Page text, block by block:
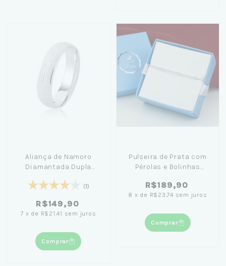
Aliança de Namoro
Diamantada Dupla
(1)
R$149,90
7 x de R$21,41 sem juros
Comprar
Pulseira de Prata com
Pérolas e Bolinhas
R$189,90
8 x de R$23,74 sem juros
Comprar